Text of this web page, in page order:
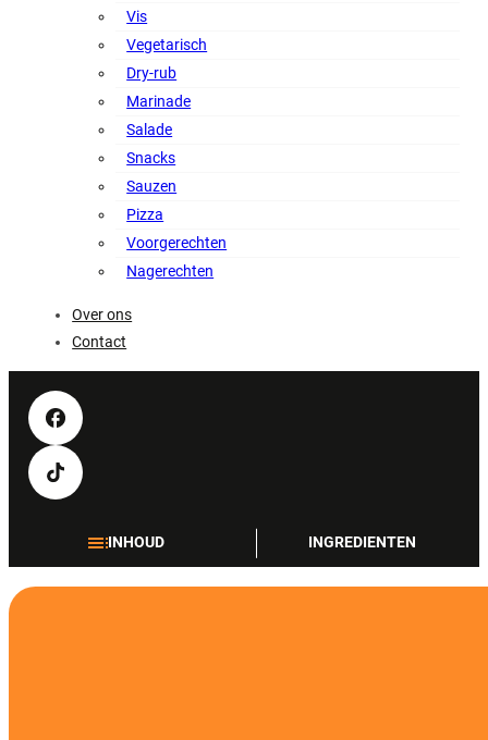
Vis
Vegetarisch
Dry-rub
Marinade
Salade
Snacks
Sauzen
Pizza
Voorgerechten
Nagerechten
Over ons
Contact
INHOUD INGREDIENTEN